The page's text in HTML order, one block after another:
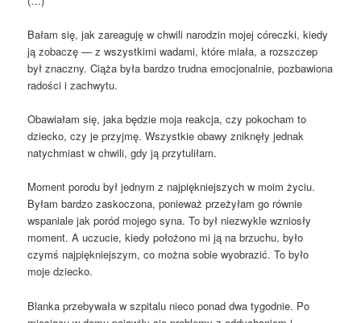
Bałam się, jak zareaguję w chwili narodzin mojej córeczki, kiedy
ją zobaczę — z wszystkimi wadami, które miała, a rozszczep
był znaczny. Ciąża była bardzo trudna emocjonalnie, pozbawiona
radości i zachwytu.
Obawiałam się, jaka będzie moja reakcja, czy pokocham to
dziecko, czy je przyjmę. Wszystkie obawy zniknęły jednak
natychmiast w chwili, gdy ją przytuliłam.
Moment porodu był jednym z najpiękniejszych w moim życiu.
Byłam bardzo zaskoczona, ponieważ przeżyłam go równie
wspaniale jak poród mojego syna. To był niezwykle wzniosły
moment. A uczucie, kiedy położono mi ją na brzuchu, było
czymś najpiękniejszym, co można sobie wyobrazić. To było
moje dziecko.
Blanka przebywała w szpitalu nieco ponad dwa tygodnie. Po